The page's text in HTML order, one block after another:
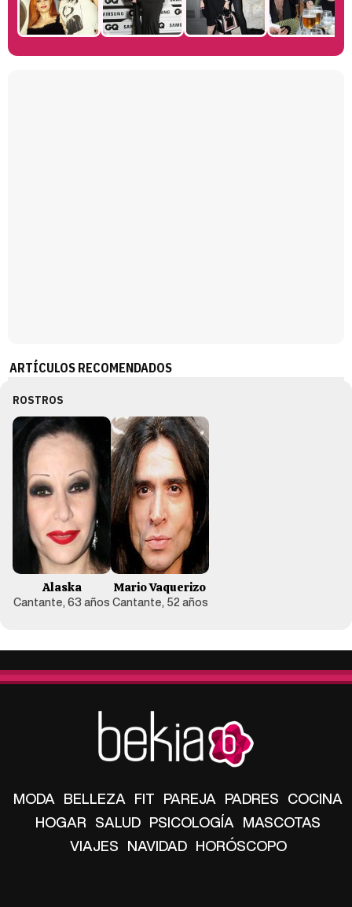
Manu Baqueiro: "Tuve como referente a Bruce Willis en 'Luz de Luna' para mi trabajo en la serie 'Perdiendo el juicio'"
ARTÍCULOS RECOMENDADOS
ROSTROS
Alaska
Cantante, 63 años
Mario Vaquerizo
Cantante, 52 años
MODA BELLEZA FIT PAREJA PADRES COCINA
HOGAR SALUD PSICOLOGÍA MASCOTAS
VIAJES NAVIDAD HORÓSCOPO